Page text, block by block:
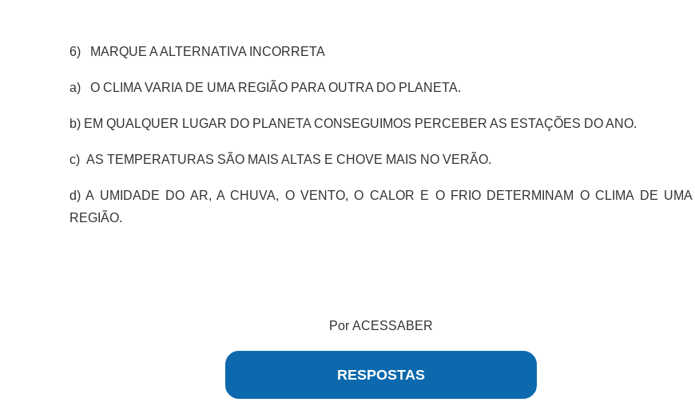
6) MARQUE A ALTERNATIVA INCORRETA
a) O CLIMA VARIA DE UMA REGIÃO PARA OUTRA DO PLANETA.
b) EM QUALQUER LUGAR DO PLANETA CONSEGUIMOS PERCEBER AS ESTAÇÕES DO ANO.
c) AS TEMPERATURAS SÃO MAIS ALTAS E CHOVE MAIS NO VERÃO.
d) A UMIDADE DO AR, A CHUVA, O VENTO, O CALOR E O FRIO DETERMINAM O CLIMA DE UMA
REGIÃO.
Por ACESSABER
RESPOSTAS